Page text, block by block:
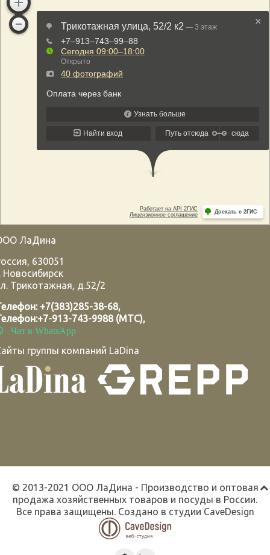
ЛаДина
, 630051
Новосибирск
Трикотажная, д.52/2
+7(383)285-38-68,
+7-913-743-9988 (МТС),
Чат в WhatsApp
группы компаний LaDina
© 2013-2021 ООО ЛаДина - Производство и оптовая
продажа хозяйственных товаров и посуды в России.
Все права защищены. Создано в студии CaveDesign